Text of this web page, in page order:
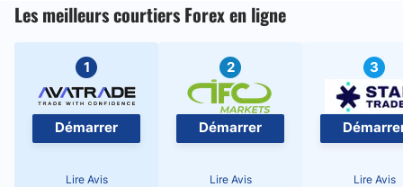
Les meilleurs courtiers Forex en ligne
1
Démarrer
Lire Avis
2
Démarrer
Lire Avis
3
Lire Avis